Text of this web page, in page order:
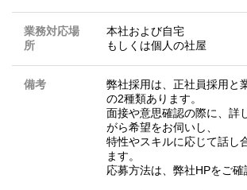
業務対応場
所
本社および自宅
もしくは個人の社屋
備考
弊社採用は、正社員採用と
の2種類あります。
面接や意思確認の際に、詳
がら希望をお伺いし、
特性やスキルに応じて話し
ます。
応募方法は、弊社HPをご確